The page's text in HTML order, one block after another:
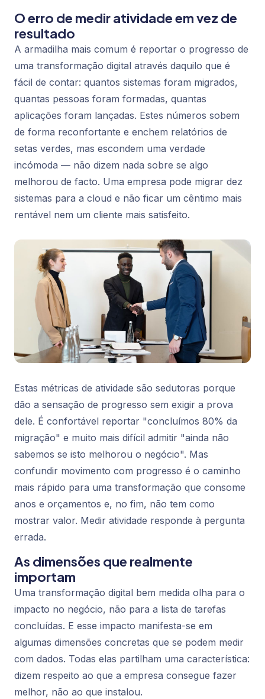
O erro de medir atividade em vez de
resultado
A armadilha mais comum é reportar o progresso de
uma transformação digital através daquilo que é
fácil de contar: quantos sistemas foram migrados,
quantas pessoas foram formadas, quantas
aplicações foram lançadas. Estes números sobem
de forma reconfortante e enchem relatórios de
setas verdes, mas escondem uma verdade
incómoda — não dizem nada sobre se algo
melhorou de facto. Uma empresa pode migrar dez
sistemas para a cloud e não ficar um cêntimo mais
rentável nem um cliente mais satisfeito.
Estas métricas de atividade são sedutoras porque
dão a sensação de progresso sem exigir a prova
dele. É confortável reportar "concluímos 80% da
migração" e muito mais difícil admitir "ainda não
sabemos se isto melhorou o negócio". Mas
confundir movimento com progresso é o caminho
mais rápido para uma transformação que consome
anos e orçamentos e, no fim, não tem como
mostrar valor. Medir atividade responde à pergunta
errada.
As dimensões que realmente
importam
Uma transformação digital bem medida olha para o
impacto no negócio, não para a lista de tarefas
concluídas. E esse impacto manifesta-se em
algumas dimensões concretas que se podem medir
com dados. Todas elas partilham uma característica:
dizem respeito ao que a empresa consegue fazer
melhor, não ao que instalou.